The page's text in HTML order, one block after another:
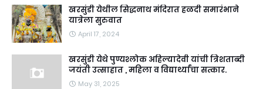
खरसुंडी येथील सिद्धनाथ मंदिरात हळदी समारंभाने
यात्रेला सुरुवात
April 17, 2024
खरसुंडी येथे पुण्यश्लोक अहिल्यादेवी यांची त्रिशताब्दी
जयंती उत्साहात , महिला व विद्यार्थ्यांचा सत्कार.
May 31, 2025